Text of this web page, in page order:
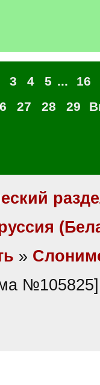
3 4 5 ...
16
27 28 29
»
№105825]